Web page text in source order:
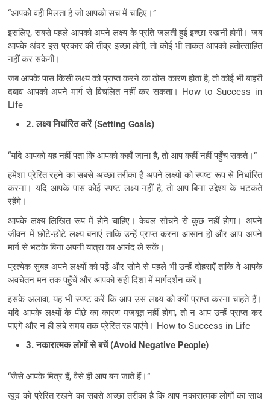
“आपको वही मिलता है जो आपको सच में चाहिए।”
इसलिए, सबसे पहले आपको अपने लक्ष्य के प्रति जलती हुई इच्छा रखनी होगी। जब
आपके अंदर इस प्रकार की तीव्र इच्छा होगी, तो कोई भी ताकत आपको हतोत्साहित
नहीं कर सकेगी।
जब आपके पास किसी लक्ष्य को प्राप्त करने का ठोस कारण होता है, तो कोई भी बाहरी
दबाव आपको अपने मार्ग से विचलित नहीं कर सकता। How to Success in
Life
2. लक्ष्य निर्धारित करें (Setting Goals)
“यदि आपको यह नहीं पता कि आपको कहाँ जाना है, तो आप कहीं नहीं पहुँच सकते।”
हमेशा प्रेरित रहने का सबसे अच्छा तरीका है अपने लक्ष्यों को स्पष्ट रूप से निर्धारित
करना। यदि आपके पास कोई स्पष्ट लक्ष्य नहीं है, तो आप बिना उद्देश्य के भटकते
रहेंगे।
आपके लक्ष्य लिखित रूप में होने चाहिए। केवल सोचने से कुछ नहीं होगा। अपने
जीवन में छोटे-छोटे लक्ष्य बनाएं ताकि उन्हें प्राप्त करना आसान हो और आप अपने
मार्ग से भटके बिना अपनी यात्रा का आनंद ले सकें।
प्रत्येक सुबह अपने लक्ष्यों को पढ़ें और सोने से पहले भी उन्हें दोहराएँ ताकि वे आपके
अवचेतन मन तक पहुँचें और आपको सही दिशा में मार्गदर्शन करें।
इसके अलावा, यह भी स्पष्ट करें कि आप उस लक्ष्य को क्यों प्राप्त करना चाहते हैं।
यदि आपके लक्ष्यों के पीछे का कारण मजबूत नहीं होगा, तो न आप उन्हें प्राप्त कर
पाएंगे और न ही लंबे समय तक प्रेरित रह पाएंगे। How to Success in Life
3. नकारात्मक लोगों से बचें (Avoid Negative People)
“जैसे आपके मित्र हैं, वैसे ही आप बन जाते हैं।”
खुद को प्रेरित रखने का सबसे अच्छा तरीका है कि आप नकारात्मक लोगों का साथ